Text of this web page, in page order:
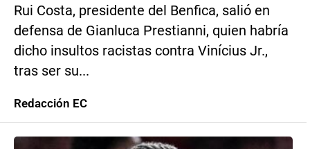
Rui Costa, presidente del Benfica, salió en
defensa de Gianluca Prestianni, quien habría
dicho insultos racistas contra Vinícius Jr.,
tras ser su...
Redacción EC